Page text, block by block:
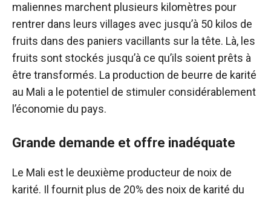
maliennes marchent plusieurs kilomètres pour
rentrer dans leurs villages avec jusqu’à 50 kilos de
fruits dans des paniers vacillants sur la tête. Là, les
fruits sont stockés jusqu’à ce qu’ils soient prêts à
être transformés. La production de beurre de karité
au Mali a le potentiel de stimuler considérablement
l’économie du pays.
Grande demande et offre inadéquate
Le Mali est le deuxième producteur de noix de
karité. Il fournit plus de 20% des noix de karité du